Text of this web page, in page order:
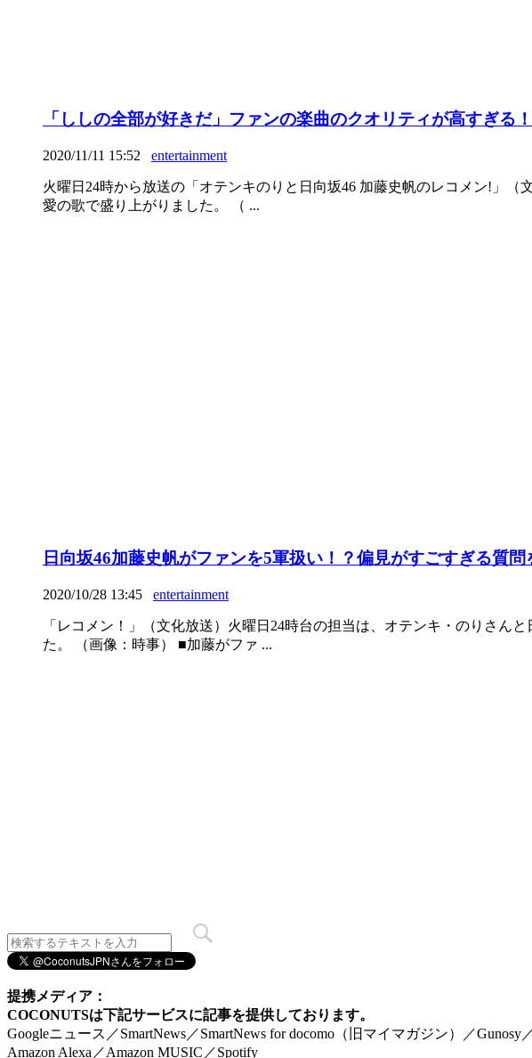
「ししの全部が好きだ」ファンの楽曲のクオリティが高すぎる
2020/11/11 15:52 entertainment
火曜日24時から放送の「オテンキのりと日向坂46 加藤史帆のレコメン!」
愛の歌で盛り上がりました。 （ ...
日向坂46加藤史帆がファンを5軍扱い！？偏見がすごすぎる質
2020/10/28 13:45 entertainment
「レコメン！」（文化放送）火曜日24時台の担当は、オテンキ・のりさん
た。 （画像：時事） ■加藤がファ ...
提携メディア：
COCONUTSは下記サービスに記事を提供しております。
Googleニュース／SmartNews／SmartNews for docomo（旧マイマガジン）／
Amazon Alexa／Amazon MUSIC／Spotify